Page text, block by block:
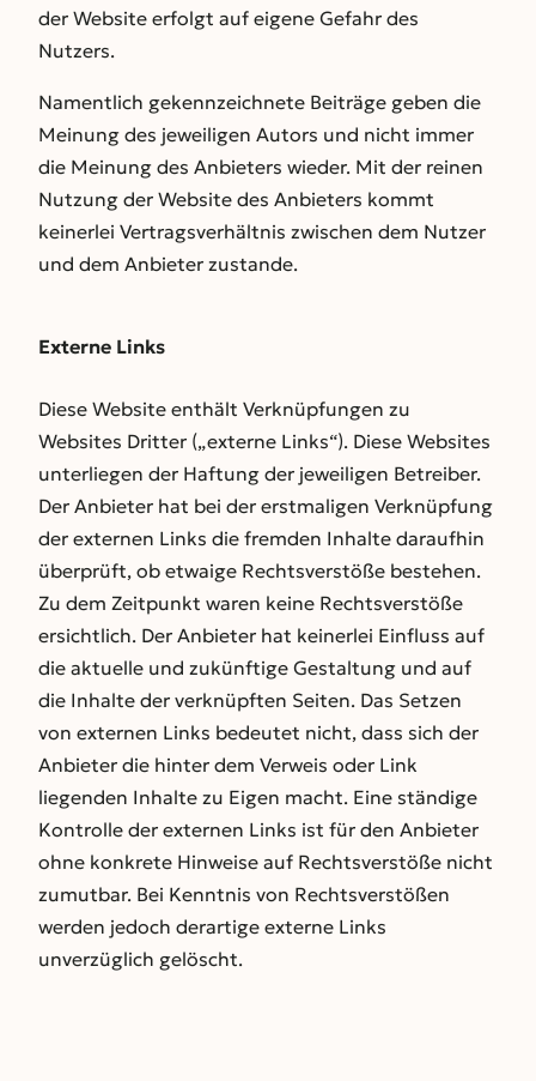
der Website erfolgt auf eigene Gefahr des
Nutzers.
Namentlich gekennzeichnete Beiträge geben die
Meinung des jeweiligen Autors und nicht immer
die Meinung des Anbieters wieder. Mit der reinen
Nutzung der Website des Anbieters kommt
keinerlei Vertragsverhältnis zwischen dem Nutzer
und dem Anbieter zustande.
Externe Links
Diese Website enthält Verknüpfungen zu
Websites Dritter („externe Links“). Diese Websites
unterliegen der Haftung der jeweiligen Betreiber.
Der Anbieter hat bei der erstmaligen Verknüpfung
der externen Links die fremden Inhalte daraufhin
überprüft, ob etwaige Rechtsverstöße bestehen.
Zu dem Zeitpunkt waren keine Rechtsverstöße
ersichtlich. Der Anbieter hat keinerlei Einfluss auf
die aktuelle und zukünftige Gestaltung und auf
die Inhalte der verknüpften Seiten. Das Setzen
von externen Links bedeutet nicht, dass sich der
Anbieter die hinter dem Verweis oder Link
liegenden Inhalte zu Eigen macht. Eine ständige
Kontrolle der externen Links ist für den Anbieter
ohne konkrete Hinweise auf Rechtsverstöße nicht
zumutbar. Bei Kenntnis von Rechtsverstößen
werden jedoch derartige externe Links
unverzüglich gelöscht.